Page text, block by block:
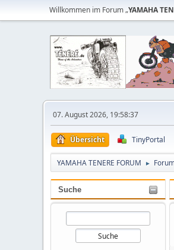
Willkommen im Forum „YAMAHA
07. August 2026, 19:58:37
Übersicht TinyPortal
YAMAHA TENERE FORUM ►
Suche